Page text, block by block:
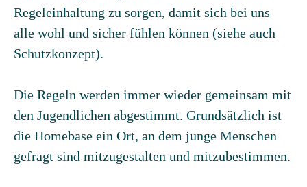
Regeleinhaltung zu sorgen, damit sich bei uns
alle wohl und sicher fühlen können (siehe auch
Schutzkonzept).
Die Regeln werden immer wieder gemeinsam mit
den Jugendlichen abgestimmt. Grundsätzlich ist
die Homebase ein Ort, an dem junge Menschen
gefragt sind mitzugestalten und mitzubestimmen.